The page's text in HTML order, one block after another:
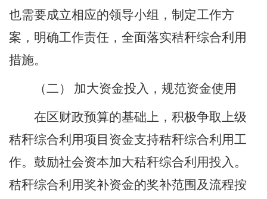
也需要成立相应的领导小组，制定工作方
案，明确工作责任，全面落实秸秆综合利用
措施。
（二）
加大资金投入，规范资金使用
在区财政预算的基础上，积极争取上级
秸秆综合利用项目资金支持秸秆综合利用工
作。鼓励社会资本加大秸秆综合利用投入。
秸秆综合利用奖补资金的奖补范围及流程按